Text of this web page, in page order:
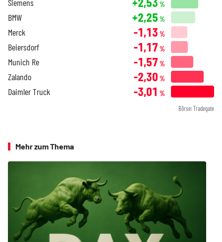
Siemens %
BMW +2,25 %
Merck -1,13 %
Beiersdorf -1,17 %
Munich Re -1,57 %
Zalando -2,30 %
Daimler Truck -3,01 %
Börse: Tradegate
Mehr zum Thema